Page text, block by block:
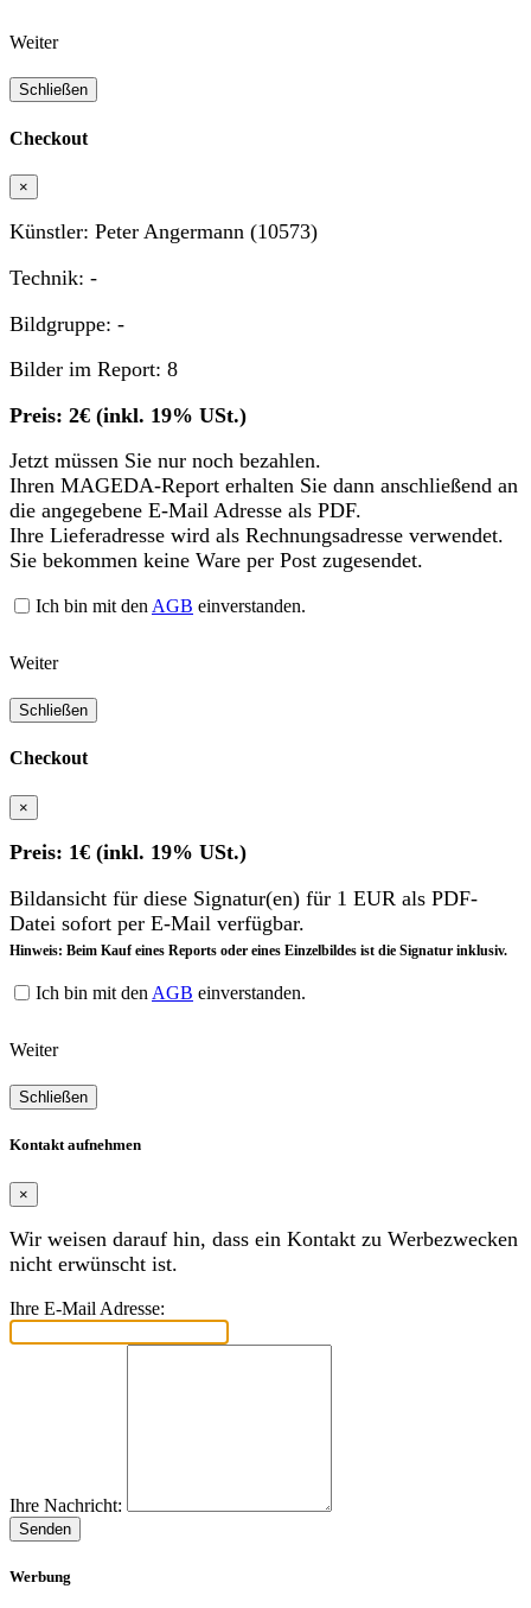
Weiter
Schließen
Checkout
×
Künstler: Peter Angermann (10573)
Technik: -
Bildgruppe: -
Bilder im Report: 8
Preis: 2€ (inkl. 19% USt.)
Jetzt müssen Sie nur noch bezahlen.
Ihren MAGEDA-Report erhalten Sie dann anschließend an
die angegebene E-Mail Adresse als PDF.
Ihre Lieferadresse wird als Rechnungsadresse verwendet.
Sie bekommen keine Ware per Post zugesendet.
Ich bin mit den AGB einverstanden.
Weiter
Schließen
Checkout
×
Preis: 1€ (inkl. 19% USt.)
Bildansicht für diese Signatur(en) für 1 EUR als PDF-
Datei sofort per E-Mail verfügbar.
Hinweis: Beim Kauf eines Reports oder eines Einzelbildes ist die Signatur inklusiv.
Ich bin mit den AGB einverstanden.
Weiter
Schließen
Kontakt aufnehmen
×
Wir weisen darauf hin, dass ein Kontakt zu Werbezwecken
nicht erwünscht ist.
Ihre E-Mail Adresse:
Ihre Nachricht:
Senden
Werbung